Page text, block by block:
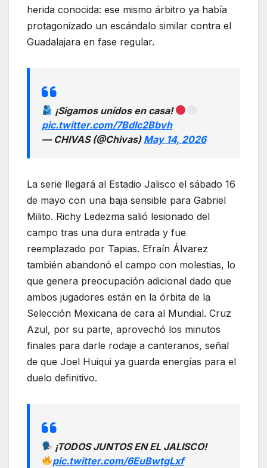
herida conocida: ese mismo árbitro ya había
protagonizado un escándalo similar contra el
Guadalajara en fase regular.
¡Sigamos unidos en casa!
pic.twitter.com/7Bdlc2Bbvh
— CHIVAS (@Chivas) May 14, 2026
La serie llegará al Estadio Jalisco el sábado 16
de mayo con una baja sensible para Gabriel
Milito. Richy Ledezma salió lesionado del
campo tras una dura entrada y fue
reemplazado por Tapias. Efraín Álvarez
también abandonó el campo con molestias, lo
que genera preocupación adicional dado que
ambos jugadores están en la órbita de la
Selección Mexicana de cara al Mundial. Cruz
Azul, por su parte, aprovechó los minutos
finales para darle rodaje a canteranos, señal
de que Joel Huiqui ya guarda energías para el
duelo definitivo.
¡TODOS JUNTOS EN EL JALISCO!
pic.twitter.com/6EuBwtgLxf